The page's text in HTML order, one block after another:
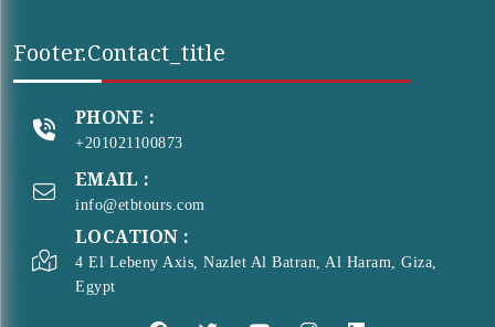
Footer.contact_title
PHONE :
+201021100873
EMAIL :
info@etbtours.com
LOCATION :
4 El Lebeny Axis, Nazlet Al Batran, Al Haram, Giza,
Egypt